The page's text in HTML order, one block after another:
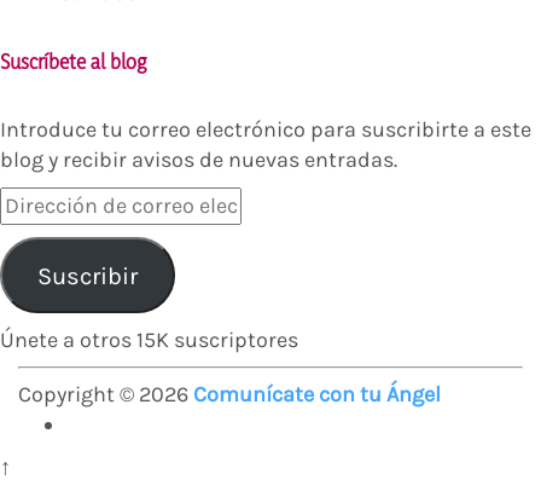
Suscríbete al blog
Introduce tu correo electrónico para suscribirte a este
blog y recibir avisos de nuevas entradas.
Dirección
de
correo
electrónico
Suscribir
Únete a otros 15K suscriptores
Copyright © 2026 Comunícate con tu Ángel
↑